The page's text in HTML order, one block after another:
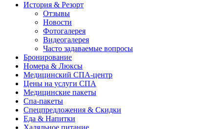
История & Резорт
Отзывы
Новости
Фотогалерея
Видеогалерея
Часто задаваемые вопросы
Бронирование
Номера & Люксы
Медицинский СПА-центр
Цены на услуги СПА
Медицинские пакеты
Спа-пакеты
Спецпредложения & Скидки
Еда & Напитки
Халяльное питание